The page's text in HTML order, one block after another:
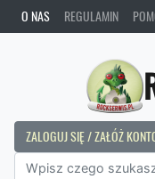
O NAS REGULAMIN
ZALOGUJ SIĘ / ZAŁÓŻ